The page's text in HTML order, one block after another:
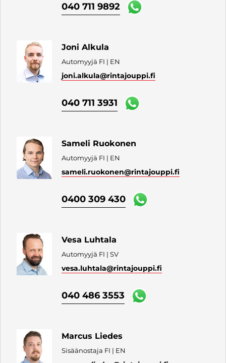
040 711 9892
Joni Alkula
Automyyjä FI | EN
joni.alkula@rintajouppi.fi
040 711 3931
Sameli Ruokonen
Automyyjä FI | EN
sameli.ruokonen@rintajouppi.fi
0400 309 430
Vesa Luhtala
Automyyjä FI | SV
vesa.luhtala@rintajouppi.fi
040 486 3553
Marcus Liedes
Sisäänostaja FI | EN